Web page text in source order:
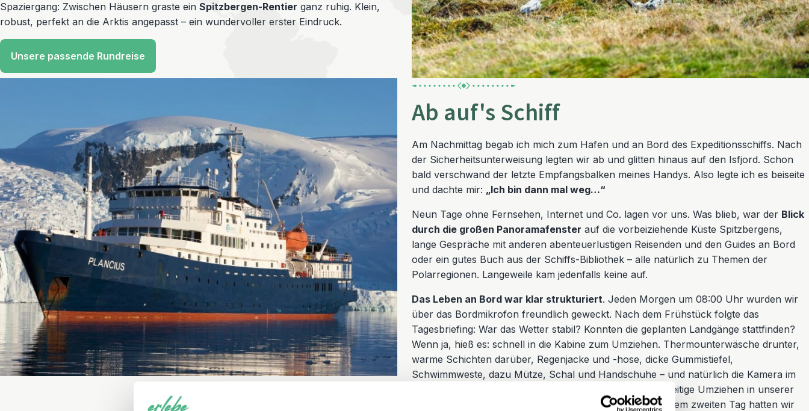
Spaziergang: Zwischen Häusern graste ein Spitzbergen-Rentier ganz ruhig. Klein,
robust, perfekt an die Arktis angepasst – ein wundervoller erster Eindruck.
Unsere passende Rundreise
Ab auf's Schiff
Am Nachmittag begab ich mich zum Hafen und an Bord des Expeditionsschiffs. Nach
der Sicherheitsunterweisung legten wir ab und glitten hinaus auf den Isfjord. Schon
bald verschwand der letzte Empfangsbalken meines Handys. Also legte ich es beiseite
und dachte mir: „Ich bin dann mal weg…“
Neun Tage ohne Fernsehen, Internet und Co. lagen vor uns. Was blieb, war der Blick
durch die großen Panoramafenster auf die vorbeiziehende Küste Spitzbergens,
lange Gespräche mit anderen abenteuerlustigen Reisenden und den Guides an Bord
oder ein gutes Buch aus der Schiffs-Bibliothek – alle natürlich zu Themen der
Polarregionen. Langeweile kam jedenfalls keine auf.
Das Leben an Bord war klar strukturiert. Jeden Morgen um 08:00 Uhr wurden wir
über das Bordmikrofon freundlich geweckt. Nach dem Frühstück folgte das
Tagesbriefing: War das Wetter stabil? Konnten die geplanten Landgänge stattfinden?
Wenn ja, hieß es: schnell in die Kabine zum Umziehen. Thermounterwäsche drunter,
warme Schichten darüber, Regenjacke und -hose, dicke Gummistiefel,
Schwimmweste, dazu Mütze, Schal und Handschuhe – und natürlich die Kamera im
wasserdichten Rucksack. Am ersten Tag war das gleichzeitige Umziehen in unserer
Viererkabine noch etwas chaotisch, aber spätestens ab dem zweiten Tag hatten wir